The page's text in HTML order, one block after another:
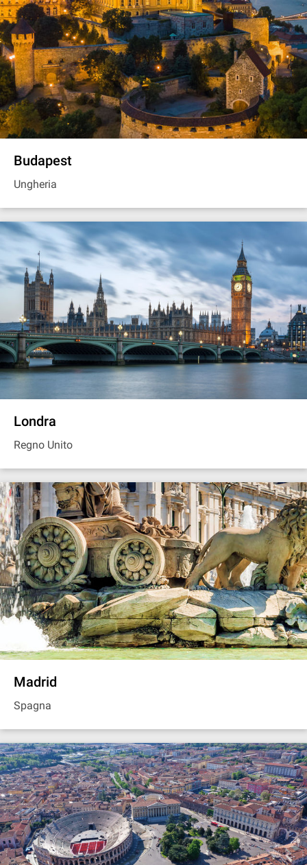
Budapest
Ungheria
Londra
Regno Unito
Madrid
Spagna